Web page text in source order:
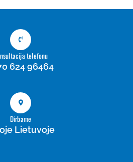
telefonu
624 96464
Dirbame
Lietuvoje